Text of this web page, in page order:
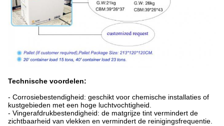
Technische voordelen:
- Corrosiebestendigheid: geschikt voor chemische installaties of
kustgebieden met een hoge luchtvochtigheid.
- Vingerafdrukbestendigheid: de matgrijze tint vermindert de
zichtbaarheid van vlekken en vermindert de reinigingsfrequentie.